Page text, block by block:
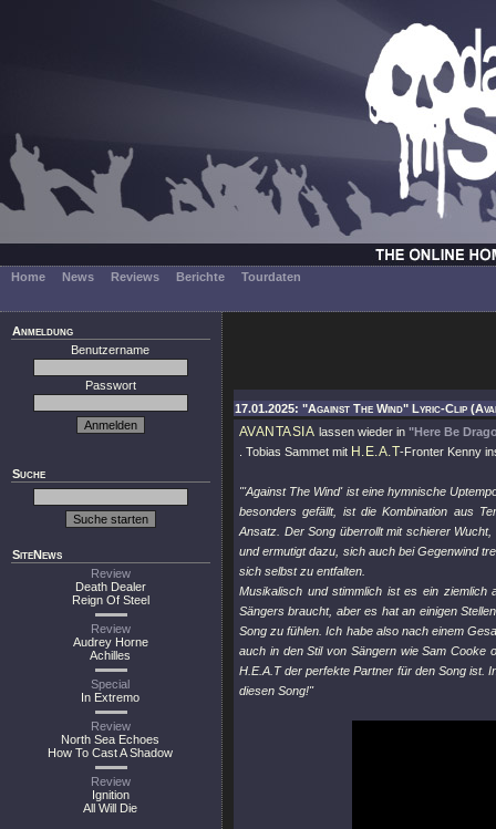
Home News Reviews Berichte Tourdaten
Anmeldung
Benutzername
Passwort
Suche
SiteNews
Review
Death Dealer
Reign Of Steel
Review
Audrey Horne
Achilles
Special
In Extremo
Review
North Sea Echoes
How To Cast A Shadow
Review
Ignition
All Will Die
17.01.2025: "Against The Wind" Lyric-Clip
AVANTASIA lassen wieder in "Here Be
. Tobias Sammet mit H.E.A.T-Fronter Kenny
"'Against The Wind' ist eine hymnische
besonders gefällt, ist die Kombination aus
Ansatz. Der Song überrollt mit schierer
und ermutigt dazu, sich auch bei Gegenwind
sich selbst zu entfalten.
Musikalisch und stimmlich ist es ein ziemlich
Sängers braucht, aber es hat an einigen
Song zu fühlen. Ich habe also nach einem
auch in den Stil von Sängern wie Sam Cooke
H.E.A.T der perfekte Partner für den Song ist.
diesen Song!"